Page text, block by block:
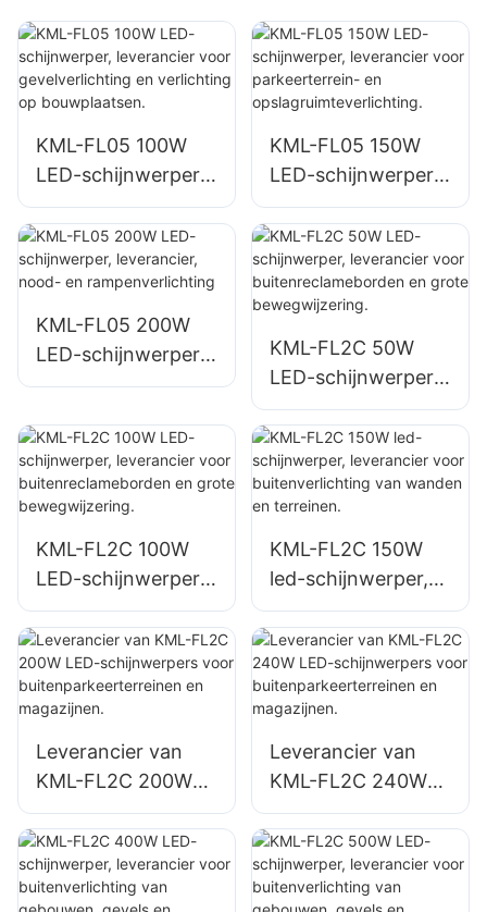
KML-FL05 100W
LED-schijnwerper,
leverancier voor
gevelverlichting en
verlichting op
bouwplaatsen.
KML-FL05 150W
LED-schijnwerper,
leverancier voor
parkeerterrein- en
opslagruimteverlich
ting.
KML-FL05 200W
LED-schijnwerper,
leverancier, nood-
rampenverlichting
KML-FL2C 50W
LED-schijnwerper,
leverancier voor
buitenreclamebord
en en grote
bewegwijzering.
KML-FL2C 100W
LED-schijnwerper,
leverancier voor
buitenreclamebord
en en grote
bewegwijzering.
KML-FL2C 150W
led-schijnwerper,
leverancier voor
buitenverlichting
van wanden en
terreinen.
Leverancier van
KML-FL2C 200W
LED-schijnwerpers
voor
buitenparkeerterrei
nen en magazijnen.
Leverancier van
KML-FL2C 240W
LED-schijnwerpers
voor
buitenparkeerterrei
nen en magazijnen.